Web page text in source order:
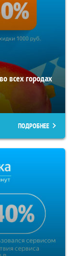
всех городах
ПОДРОБНЕЕ